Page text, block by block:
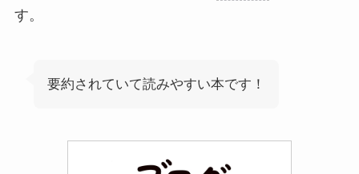
す。
要約されていて読みやすい本です！